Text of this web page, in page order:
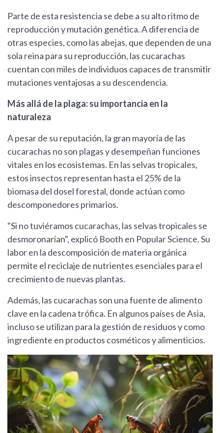
Parte de esta resistencia se debe a su alto ritmo de
reproducción y mutación genética. A diferencia de
otras especies, como las abejas, que dependen de una
sola reina para su reproducción, las cucarachas
cuentan con miles de individuos capaces de transmitir
mutaciones ventajosas a su descendencia.
Más allá de la plaga: su importancia en la
naturaleza
A pesar de su reputación, la gran mayoría de las
cucarachas no son plagas y desempeñan funciones
vitales en los ecosistemas. En las selvas tropicales,
estos insectos representan hasta el 25% de la
biomasa del dosel forestal, donde actúan como
descomponedores primarios.
"Si no tuviéramos cucarachas, las selvas tropicales se
desmoronarían", explicó Booth en Popular Science. Su
labor en la descomposición de materia orgánica
permite el reciclaje de nutrientes esenciales para el
crecimiento de nuevas plantas.
Además, las cucarachas son una fuente de alimento
clave en la cadena trófica. En algunos países de Asia,
incluso se utilizan para la gestión de residuos y como
ingrediente en productos cosméticos y alimenticios.